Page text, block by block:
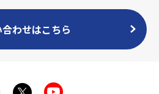
わせはこちら